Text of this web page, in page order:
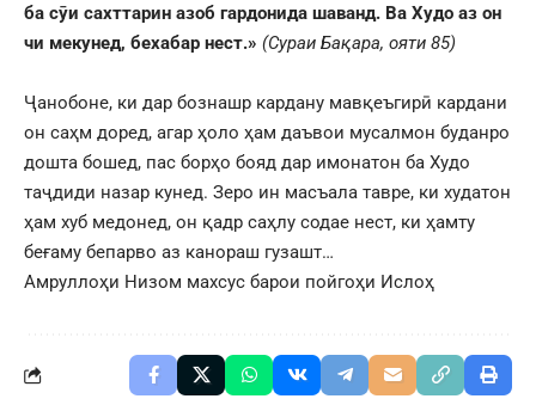
ба сӯи сахттарин азоб гардонида шаванд. Ва Худо аз он
чи мекунед, бехабар нест.» (Сураи Бақара, ояти 85)
Ҷанобоне, ки дар бознашр кардану мавқеъгирӣ кардани
он саҳм доред, агар ҳоло ҳам даъвои мусалмон буданро
дошта бошед, пас борҳо бояд дар имонатон ба Худо
таҷдиди назар кунед. Зеро ин масъала тавре, ки худатон
ҳам хуб медонед, он қадр саҳлу содае нест, ки ҳамту
беғаму бепарво аз канораш гузашт…
Амруллоҳи Низом махсус барои пойгоҳи Ислоҳ